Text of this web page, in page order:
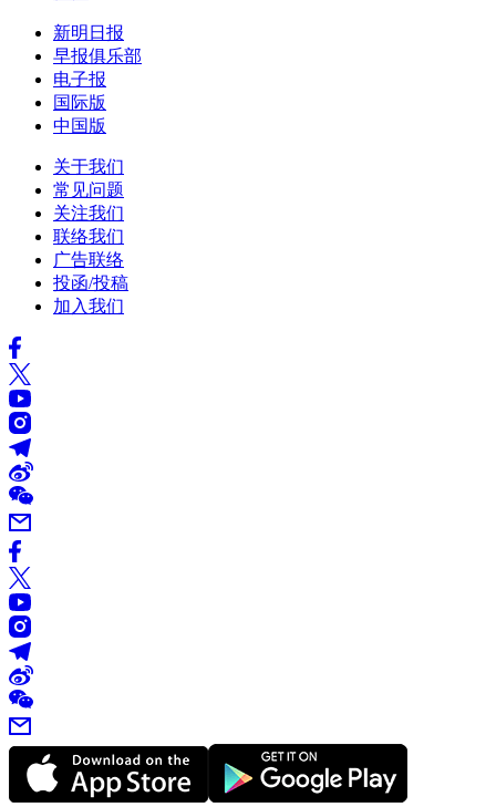
新明日报
早报俱乐部
电子报
国际版
中国版
关于我们
常见问题
关注我们
联络我们
广告联络
投函/投稿
加入我们